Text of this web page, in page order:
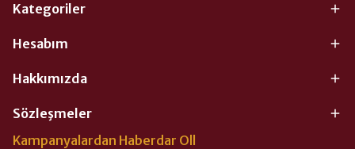
Kategoriler
Hesabım
Hakkımızda
Sözleşmeler
Kampanyalardan Haberdar Oll